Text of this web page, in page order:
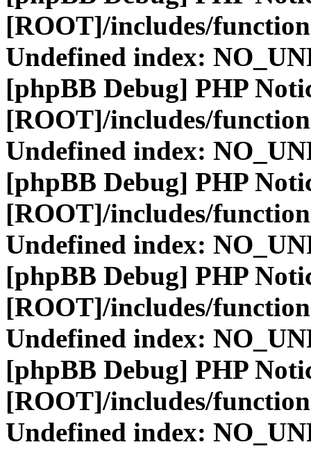
[ROOT]/includes/
Undefined index:
[phpBB Debug] PHP
[ROOT]/includes/
Undefined index:
[phpBB Debug] PHP
[ROOT]/includes/
Undefined index:
[phpBB Debug] PHP
[ROOT]/includes/
Undefined index:
[phpBB Debug] PHP
[ROOT]/includes/
Undefined index: